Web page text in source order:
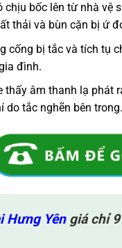
bốc lên từ nhà vệ
thải và bùn cặn bị ứ
cống bị tắc và tích tụ
đình.
thấy âm thanh lạ
do tắc nghẽn bên trong.
Hưng Yêngiá chỉ